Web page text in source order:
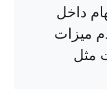
داخل
ميزات
مثل